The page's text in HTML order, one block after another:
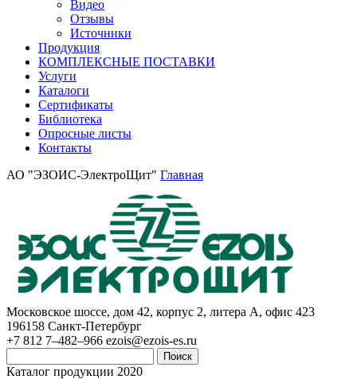
Видео
Отзывы
Источники
Продукция
КОМПЛЕКСНЫЕ ПОСТАВКИ
Услуги
Каталоги
Сертификаты
Библиотека
Опросные листы
Контакты
АО "ЭЗОИС-ЭлектроЩит" Главная
Московское шоссе, дом 42, корпус 2, литера А, офис 423
196158 Санкт-Петербург
+7 812 7–482–966 ezois@ezois-es.ru
Поиск
Каталог продукции 2020